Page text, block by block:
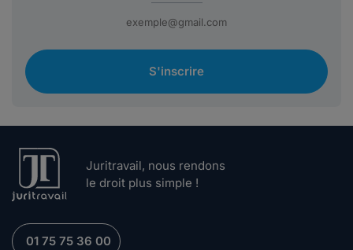
S'inscrire
Juritravail, nous rendons
le droit plus simple !
01 75 75 36 00